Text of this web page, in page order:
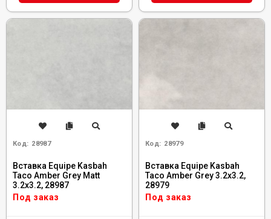
Код: 28987
Вставка Equipe Kasbah
Taco Amber Grey Matt
3.2x3.2, 28987
Под заказ
Код: 28979
Вставка Equipe Kasbah
Taco Amber Grey 3.2x3.2,
28979
Под заказ